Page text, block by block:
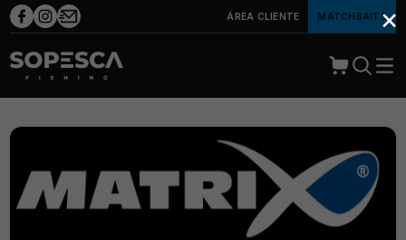
ÁREA CLIENTE MATCHBAITS×